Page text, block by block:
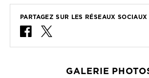
PARTAGEZ SUR LES RÉSEAUX SOCIAUX
GALERIE